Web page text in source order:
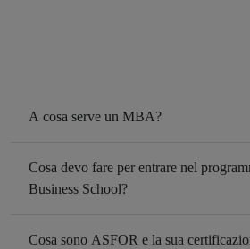
A cosa serve un MBA?
Cosa devo fare per entrare nel
Business School?
Cosa sono ASFOR e la sua